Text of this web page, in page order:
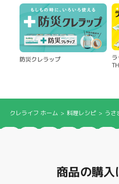
防災クレラップ
クレライフ ホーム 料理レシピ うさ
商品の購入